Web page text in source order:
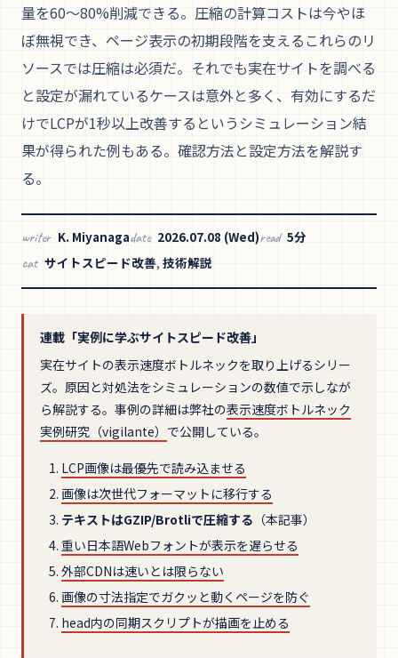
量を60〜80%削減できる。圧縮の計算コストは今やほ
ぼ無視でき、ページ表示の初期段階を支えるこれらのリ
ソースでは圧縮は必須だ。それでも実在サイトを調べる
と設定が漏れているケースは意外と多く、有効にするだ
けでLCPが1秒以上改善するというシミュレーション結
果が得られた例もある。確認方法と設定方法を解説す
る。
writer K. Miyanagadate 2026.07.08 (Wed)read 5分
cat サイトスピード改善, 技術解説
連載「実例に学ぶサイトスピード改善」
実在サイトの表示速度ボトルネックを取り上げるシリー
ズ。原因と対処法をシミュレーションの数値で示しなが
ら解説する。事例の詳細は弊社の表示速度ボトルネック
実例研究（vigilante） で公開している。
LCP画像は最優先で読み込ませる
画像は次世代フォーマットに移行する
テキストはGZIP/Brotliで圧縮する （本記事）
重い日本語Webフォントが表示を遅らせる
外部CDNは速いとは限らない
画像の寸法指定でガクッと動くページを防ぐ
head内の同期スクリプトが描画を止める